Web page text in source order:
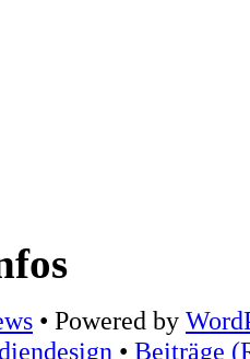
• Powered by
• Beiträge